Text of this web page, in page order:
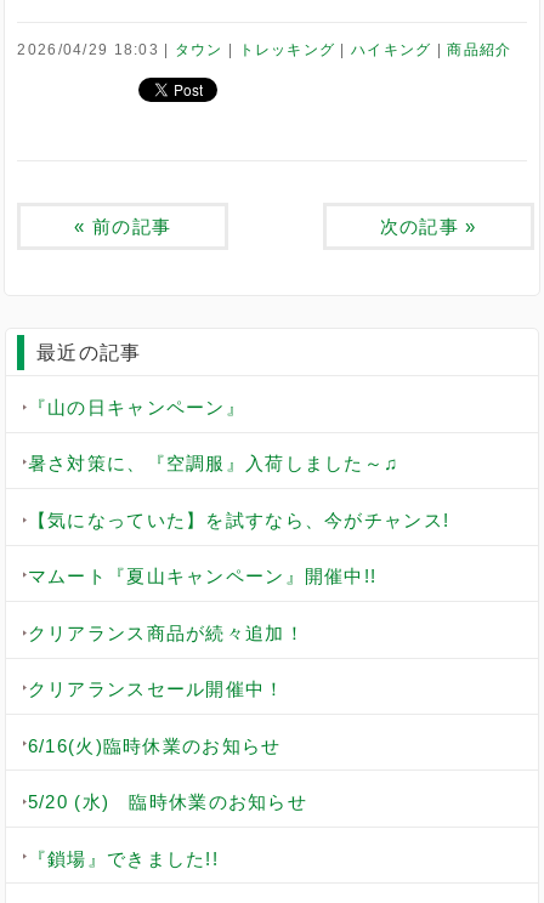
2026/04/29 18:03 タウン トレッキング ハイキング 商品紹介
« 前の記事 次の記事 »
最近の記事
『山の日キャンペーン』
暑さ対策に、『空調服』入荷しました～♫
【気になっていた】を試すなら、今がチャンス!
マムート『夏山キャンペーン』開催中!!
クリアランス商品が続々追加！
クリアランスセール開催中！
6/16(火)臨時休業のお知らせ
5/20 (水) 臨時休業のお知らせ
『鎖場』できました!!